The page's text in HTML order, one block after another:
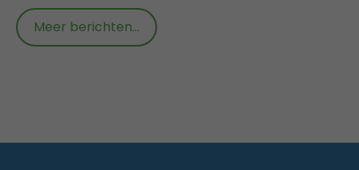
Meer berichten...